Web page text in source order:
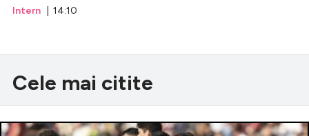
Intern | 14:10
Cele mai citite